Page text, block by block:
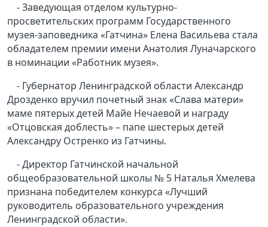
- Заведующая отделом культурно-
просветительских программ Государственного
музея-заповедника «Гатчина» Елена Васильева стала
обладателем премии имени Анатолия Луначарского
в номинации «Работник музея».
- Губернатор Ленинградской области Александр
Дрозденко вручил почетный знак «Слава матери»
маме пятерых детей Майе Нечаевой и награду
«Отцовская доблесть» – папе шестерых детей
Александру Остренко из Гатчины.
- Директор Гатчинской начальной
общеобразовательной школы № 5 Наталья Хмелева
признана победителем конкурса «Лучший
руководитель образовательного учреждения
Ленинградской области».